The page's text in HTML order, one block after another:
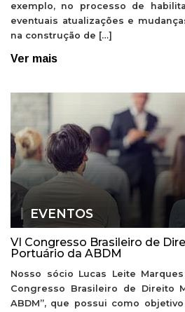
exemplo, no processo de
eventuais atualizações e
na construção de […]
Ver mais
EVENTOS
VI Congresso Brasileiro de
Portuário da ABDM
Nosso sócio Lucas Leite
Congresso Brasileiro de Direito
ABDM”, que possui como